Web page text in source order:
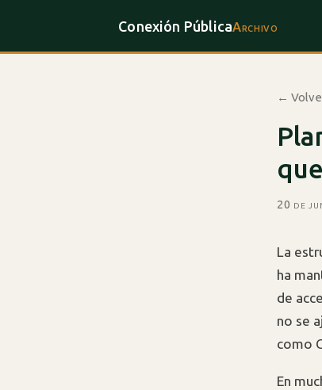
Conexión PúblicaArchivo
←
20 de
La
ha
de
no se
como
En